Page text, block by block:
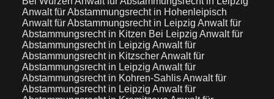
Anwalt für Abstammungsrecht in Hohenleipisch
Anwalt für Abstammungsrecht in Leipzig Anwalt für
Abstammungsrecht in Kitzen Bei Leipzig Anwalt für
Abstammungsrecht in Leipzig Anwalt für
Abstammungsrecht in KitzscherAnwalt für
Abstammungsrecht in Leipzig Anwalt für
Abstammungsrecht in Kohren-SahlisAnwalt für
Abstammungsrecht in Leipzig Anwalt für